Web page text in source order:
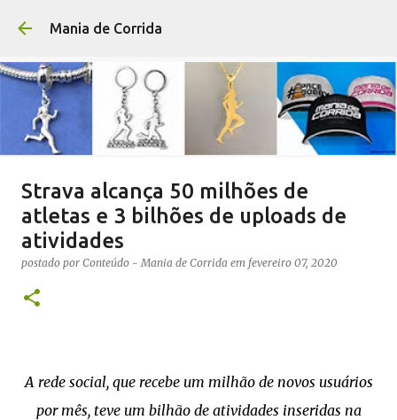
Mania de Corrida
Strava alcança 50 milhões de
atletas e 3 bilhões de uploads de
atividades
postado por Conteúdo - Mania de Corrida em fevereiro 07, 2020
A rede social, que recebe um milhão de novos usuários
por mês, teve um bilhão de atividades inseridas na